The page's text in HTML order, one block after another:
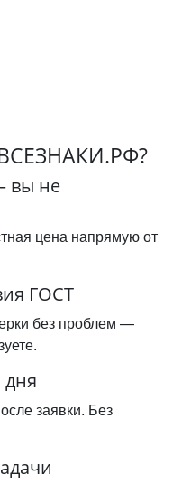
вы не
цена напрямую от
ГОСТ
без проблем —
дня
заявки. Без